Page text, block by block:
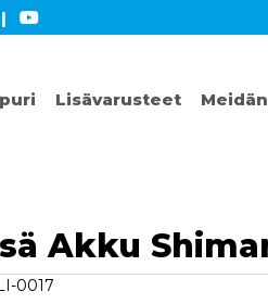
|
Lisävarusteet
Akku
0017